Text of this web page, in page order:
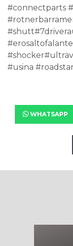
#connectparts
#usina
WHATSAPP